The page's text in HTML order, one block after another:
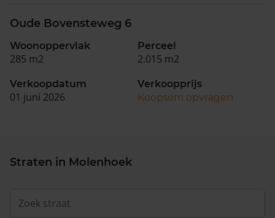
Oude Bovensteweg 6
Woonoppervlak
285 m2
Perceel
2.015 m2
Verkoopdatum
01 juni 2026
Verkoopprijs
Koopsom opvragen
Straten in Molenhoek